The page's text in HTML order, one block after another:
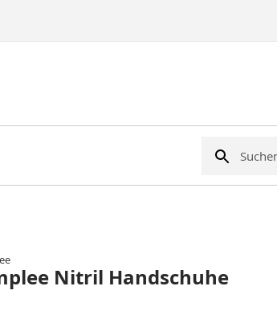
Suche
Nitril Handschuhe